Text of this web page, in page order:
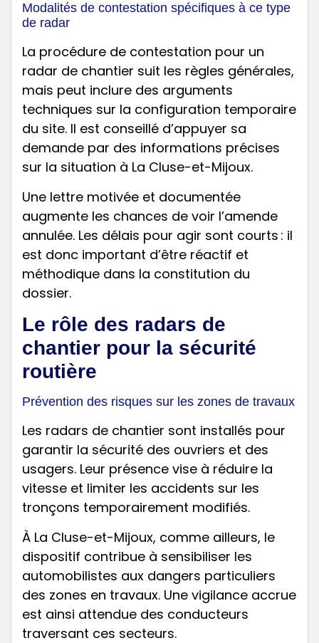
Modalités de contestation spécifiques à ce type
de radar
La procédure de contestation pour un
radar de chantier suit les règles générales,
mais peut inclure des arguments
techniques sur la configuration temporaire
du site. Il est conseillé d’appuyer sa
demande par des informations précises
sur la situation à La Cluse-et-Mijoux.
Une lettre motivée et documentée
augmente les chances de voir l’amende
annulée. Les délais pour agir sont courts : il
est donc important d’être réactif et
méthodique dans la constitution du
dossier.
Le rôle des radars de
chantier pour la sécurité
routière
Prévention des risques sur les zones de travaux
Les radars de chantier sont installés pour
garantir la sécurité des ouvriers et des
usagers. Leur présence vise à réduire la
vitesse et limiter les accidents sur les
tronçons temporairement modifiés.
À La Cluse-et-Mijoux, comme ailleurs, le
dispositif contribue à sensibiliser les
automobilistes aux dangers particuliers
des zones en travaux. Une vigilance accrue
est ainsi attendue des conducteurs
traversant ces secteurs.